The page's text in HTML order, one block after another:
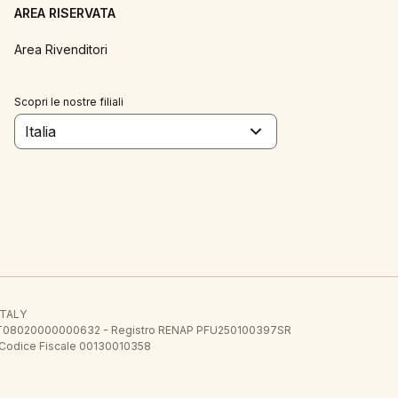
AREA RISERVATA
Area Rivenditori
Scopri le nostre filiali
Italia
- Registro RENAP PFU250100397SR
Fiscale 00130010358